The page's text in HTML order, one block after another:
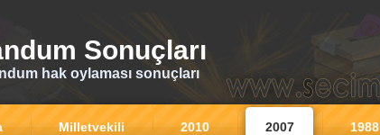
Sonuçları
hak oylaması sonuçları
Milletvekili 2010 2007 1988